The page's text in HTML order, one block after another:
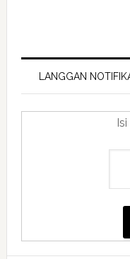
Primary
Sidebar
LANGGAN